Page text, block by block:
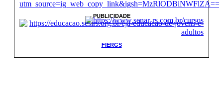
PUBLICIDADE
FIERGS